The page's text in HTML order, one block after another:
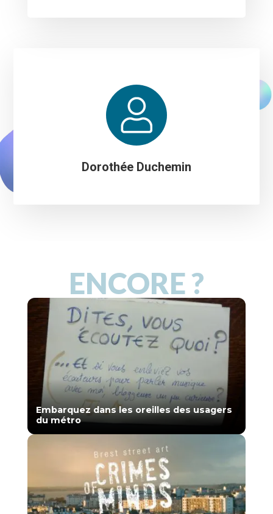
Dorothée Duchemin
ENCORE ?
Embarquez dans les oreilles des usagers
du métro